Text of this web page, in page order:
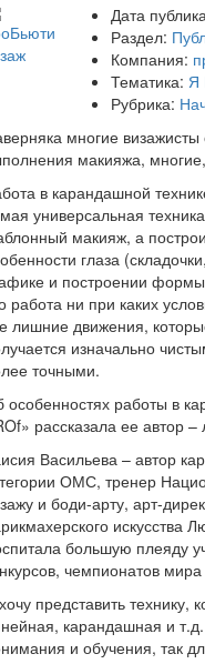
Дата
Раздел:
Компания:
Тематика: Я
Рубрика:
многие
макияжа,
в карандашной
универсальная
макияж, а
глаза
и построении
работа ни при каких
лишние движения,
изначально
точными.
особенностях работы в
рассказала ее автор
Васильева – автор
ОМС, тренер
и боди-арту, арт-
искусства
большую плеяду
чемпионатов
представить технику,
карандашная и
и обучения, так